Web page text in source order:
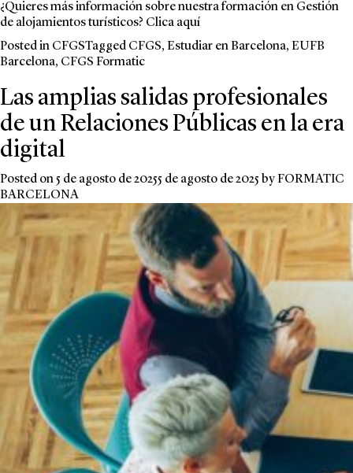
¿Quieres más información sobre nuestra formación en Gestión
de alojamientos turísticos? Clica aquí
Posted in CFGSTagged CFGS, Estudiar en Barcelona, EUFB
Barcelona, CFGS Formatic
Las amplias salidas profesionales
de un Relaciones Públicas en la era
digital
Posted on5 de agosto de 20255 de agosto de 2025 byFORMATIC
BARCELONA